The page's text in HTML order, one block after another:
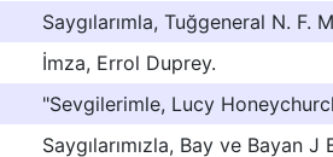
Saygılarımla, Tuğgeneral N.
İmza, Errol Duprey.
"Sevgilerimle, Lucy
Saygılarımızla, Bay ve Bayan J